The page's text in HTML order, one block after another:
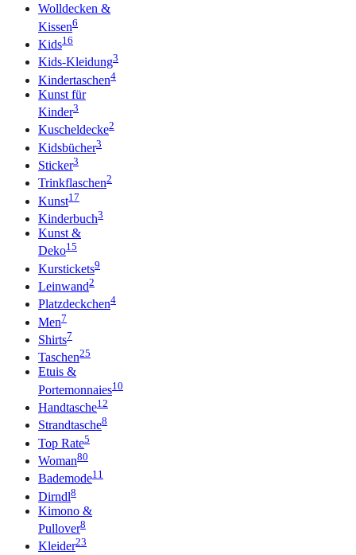
Wolldecken &
Kissen6
Kids16
Kids-Kleidung3
Kindertaschen4
Kunst für
Kinder3
Kuscheldecke2
Kidsbücher3
Sticker3
Trinkflaschen2
Kunst17
Kinderbuch3
Kunst &
Deko15
Kurstickets9
Leinwand2
Platzdeckchen4
Men7
Shirts7
Taschen25
Etuis &
Portemonnaies10
Handtasche12
Strandtasche8
Top Rate5
Woman80
Bademode11
Dirndl8
Kimono &
Pullover8
Kleider23